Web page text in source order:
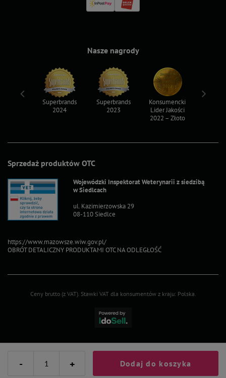
- + Dodaj do koszyka
Sprzedaż produktów OTC
Wojewódzki Inspektorat Weterynarii z siedzibą
w Siedlcach
ul. Kazimierzowska 29
08-110 Siedlce
https://www.mazowsze.wiw.gov.pl/
OBRÓT DETALICZNY PRODUKTAMI OTC NA ODLEGŁOŚĆ
Nasze nagrody
Superbrands
2024
Superbrands
2023
Konsumencki
Lider Jakości
2022 – Złoto
Ceny brutto (z VAT). Stawki VAT dla konsumentów z kraju: Polska